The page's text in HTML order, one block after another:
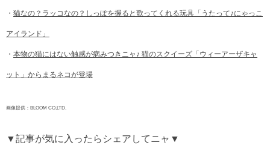
・ 猫なの？ラッコなの？しっぽを握ると歌ってくれる玩具「うたって♪にゃっこ
アイランド」
・ 本物の猫にはない触感が病みつきニャ♪ 猫のスクイーズ「ウィーアーザキャ
ット」からまるネコが登場
画像提供：BLOOM CO,LTD.
▼記事が気に入ったらシェアしてニャ▼